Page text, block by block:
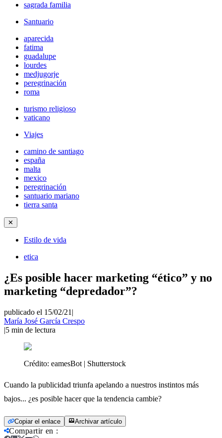
sagrada familia
Santuario
aparecida
fatima
guadalupe
lourdes
medjugorje
peregrinación
roma
turismo religioso
vaticano
Viajes
camino de santiago
españa
malta
mexico
peregrinación
santuario mariano
tierra santa
✕
Estilo de vida
etica
¿Es posible hacer marketing “ético” y no
marketing “depredador”?
publicado el 15/02/21 |
María José García Crespo
|5 min de lectura
Crédito: eamesBot | Shutterstock
Cuando la publicidad triunfa apelando a nuestros instintos más
bajos... ¿es posible hacer que la tendencia cambie?
Copiar el enlace Archivar artículo
Compartir en :